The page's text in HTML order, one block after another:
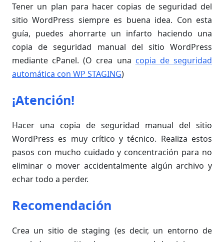
Tener un plan para hacer copias de seguridad del
sitio WordPress siempre es buena idea. Con esta
guía, puedes ahorrarte un infarto haciendo una
copia de seguridad manual del sitio WordPress
mediante cPanel. (O crea una copia de seguridad
automática con WP STAGING)
¡Atención!
Hacer una copia de seguridad manual del sitio
WordPress es muy crítico y técnico. Realiza estos
pasos con mucho cuidado y concentración para no
eliminar o mover accidentalmente algún archivo y
echar todo a perder.
Recomendación
Crea un sitio de staging (es decir, un entorno de